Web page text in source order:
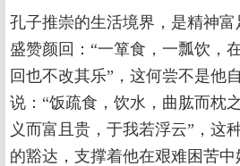
孔子推崇的生活境界，是精神
盛赞颜回：“一箪食，一瓢饮，
回也不改其乐”，这何尝不是他
说：“饭疏食，饮水，曲肱而枕
义而富且贵，于我若浮云”，这
的豁达，支撑着他在艰难困苦